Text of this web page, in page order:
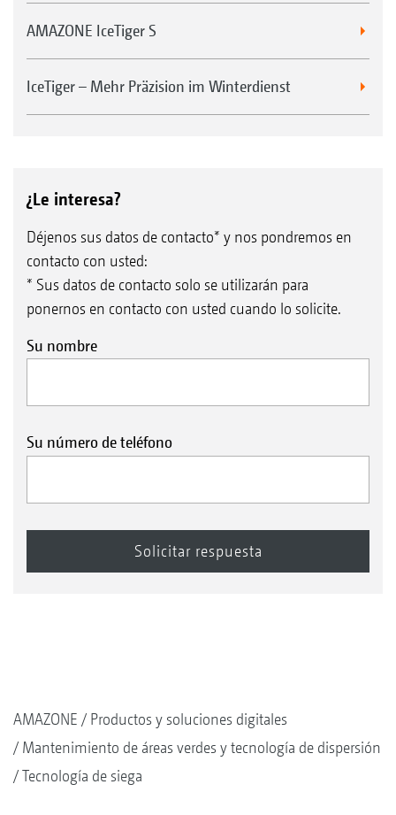
AMAZONE IceTiger S
IceTiger – Mehr Präzision im Winterdienst
¿Le interesa?
Déjenos sus datos de contacto* y nos pondremos en
contacto con usted:
* Sus datos de contacto solo se utilizarán para
ponernos en contacto con usted cuando lo solicite.
Su nombre
Su número de teléfono
AMAZONE
Productos y soluciones digitales
Mantenimiento de áreas verdes y tecnología de dispersión
Tecnología de siega